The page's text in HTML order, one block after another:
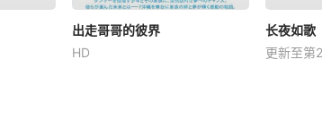
出走哥哥的彼界
HD
长夜如歌
更新至第